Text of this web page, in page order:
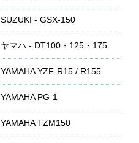
SUZUKI - GSX-150
ヤマハ - DT100・125・175
YAMAHA YZF-R15 / R155
YAMAHA PG-1
YAMAHA TZM150